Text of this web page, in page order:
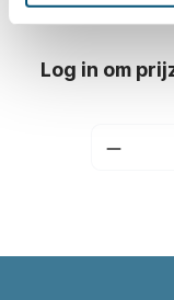
Log in om